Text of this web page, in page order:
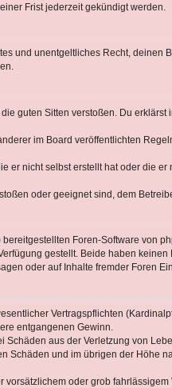
Frist jederzeit gekündigt werden.
und unentgeltliches Recht, deinen
guten Sitten verstoßen. Du
im Board veröffentlichten
nicht selbst erstellt hat oder die
oder geeignet sind, dem
bereitgestellten Foren-Software von
gestellt. Beide haben keinen
oder auf Inhalte fremder Foren
Vertragspflichten
entgangenen Gewinn.
aus der Verletzung von
und im übrigen der Höhe
oder grob